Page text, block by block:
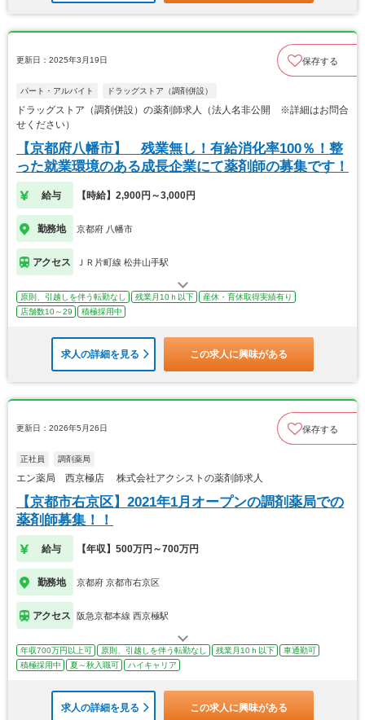
更新日：2025年3月19日 保存する
パート・アルバイト ドラッグストア（調剤併設）
ドラッグストア（調剤併設）の薬剤師求人（法人名非公開 ※詳細はお問合
せください）
【京都府八幡市】 残業無し！有給消化率100％！整
った就業環境のある成長企業にて薬剤師の募集です！
給与 【時給】2,900円～3,000円
勤務地 京都府 八幡市
アクセス ＪＲ片町線 松井山手駅
原則、引越しを伴う転勤なし 残業月10ｈ以下
産休・育休取得実績有り
店舗数10～29
積極採用中
求人の詳細を見る この求人に興味がある
更新日：2026年5月26日 保存する
正社員 調剤薬局
エン薬局 西京極店 株式会社アクシストの薬剤師求人
【京都市右京区】2021年1月オープンの調剤薬局での
薬剤師募集！！
給与 【年収】500万円～700万円
勤務地 京都府 京都市右京区
アクセス 阪急京都本線 西京極駅
年収700万円以上可 原則、引越しを伴う転勤なし 残業月10ｈ以下
車通勤可
積極採用中
夏～秋入職可 ハイキャリア
求人の詳細を見る この求人に興味がある